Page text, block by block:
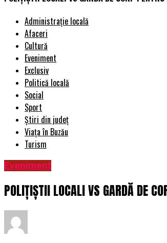
Administrație locală
Afaceri
Cultură
Eveniment
Exclusiv
Politică locală
Social
Sport
Știri din județ
Viața în Buzău
Turism
Eveniment
POLIȚIȘTII LOCALI VS GARDĂ DE